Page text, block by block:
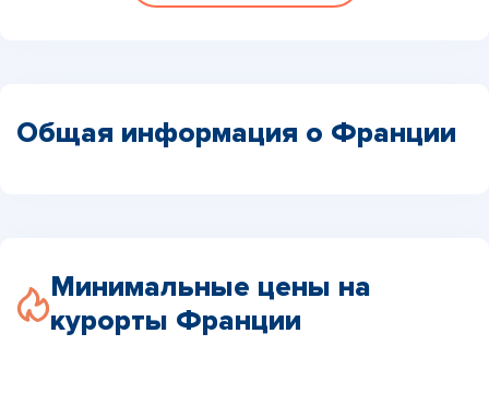
Общая информация о Франции
Минимальные цены на
курорты Франции